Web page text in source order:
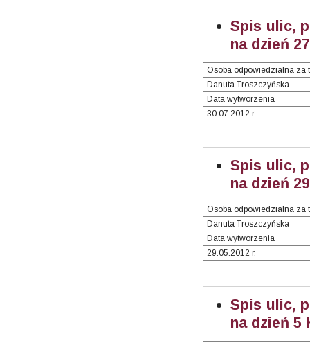
Spis ulic,
na dzień
Osoba odpowiedzialna za
Danuta Troszczyńska
Data wytworzenia
30.07.2012 r.
Spis ulic,
na dzień
Osoba odpowiedzialna za
Danuta Troszczyńska
Data wytworzenia
29.05.2012 r.
Spis ulic,
na dzień 5